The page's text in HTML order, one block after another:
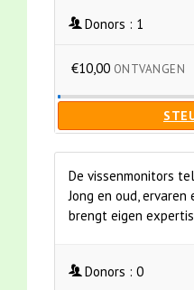
Donors : 1
€10,00 ONTVANGEN
De vissenmonitors
Jong en oud, ervaren
brengt eigen
Donors : 0